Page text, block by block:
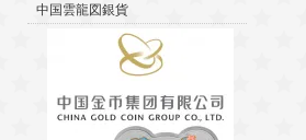
中国雲龍図銀貨